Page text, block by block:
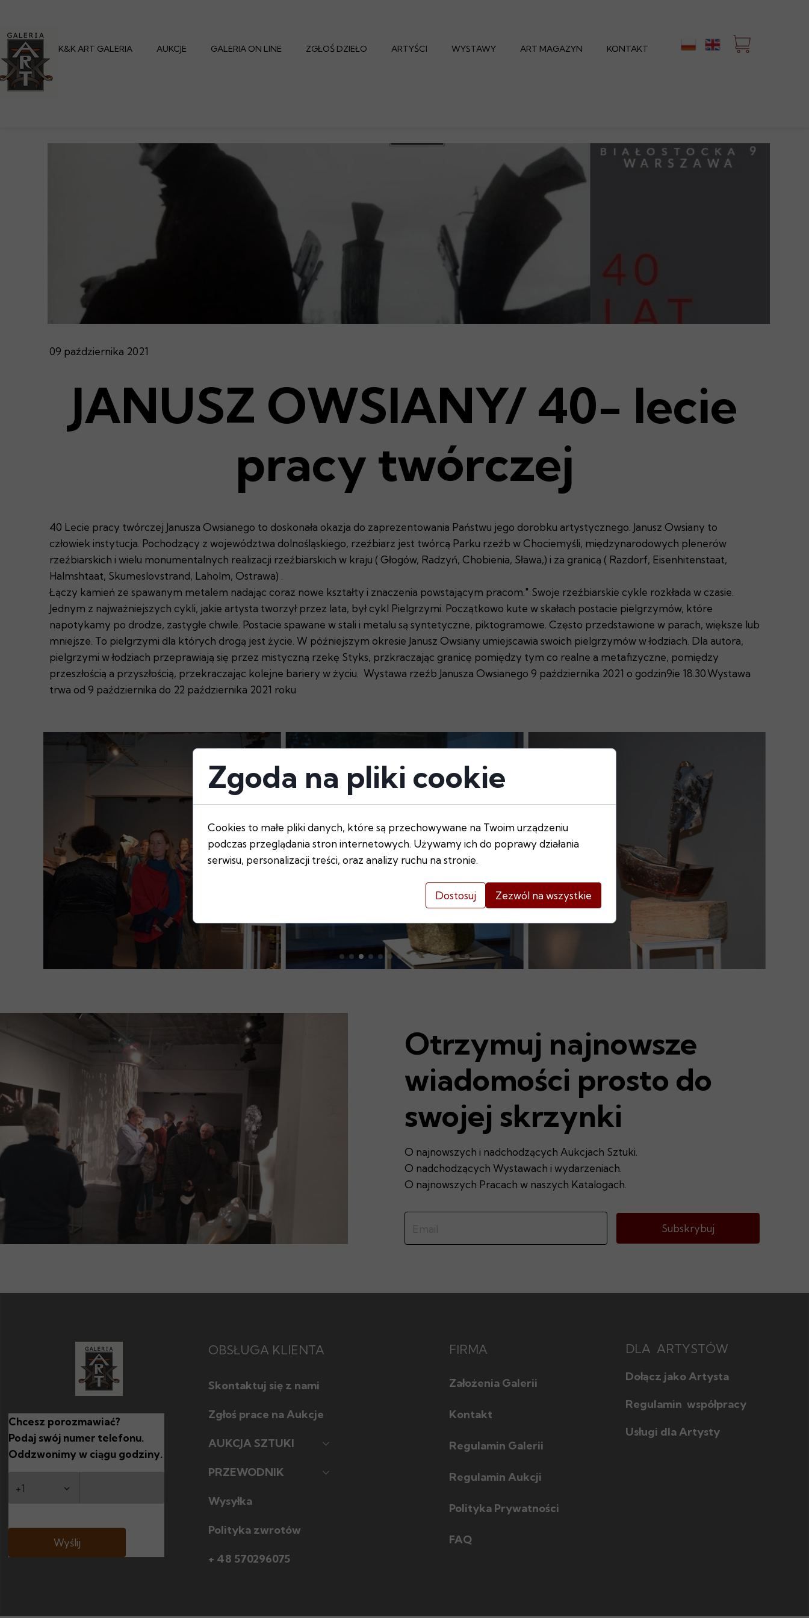
K&K ART GALERIA AUKCJE
Zgłoś prace na Aukcje
GALERIA ON LINE ZGŁOŚ DZIEŁO ARTYŚCI WYSTAWY ART MAGAZYN KONTAKT
09 października 2021
JANUSZ OWSIANY/ 40- lecie
pracy twórczej
40 Lecie pracy twórczej Janusza Owsianego to doskonała okazja do zaprezentowania Państwu jego dorobku artystycznego. Janusz Owsiany to
człowiek instytucja. Pochodzący z województwa dolnośląskiego, rzeźbiarz jest twórcą Parku rzeźb w Chociemyśli, międzynarodowych plenerów
rzeźbiarskich i wielu monumentalnych realizacji rzeźbiarskich w kraju ( Głogów, Radzyń, Chobienia, Sława,) i za granicą ( Razdorf, Eisenhitenstaat,
Halmshtaat, Skumeslovstrand, Laholm, Ostrawa) .
Łączy kamień ze spawanym metalem nadając coraz nowe kształty i znaczenia powstającym pracom." Swoje rzeźbiarskie cykle rozkłada w czasie.
Jednym z najważniejszych cykli, jakie artysta tworzył przez lata, był cykl Pielgrzymi. Początkowo kute w skałach postacie pielgrzymów, które
napotykamy po drodze, zastygłe chwile. Postacie spawane w stali i metalu są syntetyczne, piktogramowe. Często przedstawione w parach, większe lub
mniejsze. To pielgrzymi dla których drogą jest życie. W późniejszym okresie Janusz Owsiany umiejscawia swoich pielgrzymów w łodziach. Dla autora,
pielgrzymi w łodziach przeprawiają się przez mistyczną rzekę Styks, przkraczając granicę pomiędzy tym co realne a metafizyczne, pomiędzy
przeszłością a przyszłością, przekraczając kolejne bariery w życiu. Wystawa rzeźb Janusza Owsianego 9 października 2021 o godzin9ie 18.30.Wystawa
trwa od 9 października do 22 października 2021 roku
Otrzymuj najnowsze
wiadomości prosto do
swojej skrzynki
O najnowszych i nadchodzących Aukcjach Sztuki.
O nadchodzących Wystawach i wydarzeniach.
O najnowszych Pracach w naszych Katalogach.
Subskrybuj
Chcesz porozmawiać?
Podaj swój numer telefonu.
Oddzwonimy w ciągu godziny.
Wyślij
FIRMA
Założenia Galerii
Kontakt
Regulamin Galerii
Regulamin Aukcji
Polityka Prywatności
FAQ
DLA ARTYSTÓW
Dołącz jako Artysta
Regulamin współpracy
Usługi dla Artysty
OBSŁUGA KLIENTA
Skontaktuj się z nami
Zgłoś prace na Aukcje
AUKCJA SZTUKI
Jak licytować
PRZEWODNIK
Poznaj style w sztuce
Wysyłka
Polityka zwrotów
+ 48 570296075
Zgoda na pliki cookie
Cookies to małe pliki danych, które są przechowywane na Twoim urządzeniu
podczas przeglądania stron internetowych. Używamy ich do poprawy działania
serwisu, personalizacji treści, oraz analizy ruchu na stronie.
Dostosuj Zezwól na wszystkie